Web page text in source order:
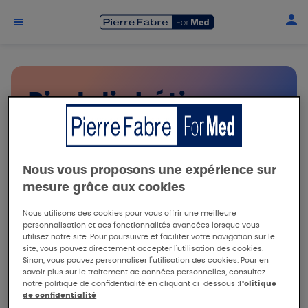
Aller au contenu principal
Pied diabétique
Je souhaite :
Fiches conseil patients
Aide à la prescription
Information produits
Nous vous proposons une expérience sur
mesure grâce aux cookies
Nous utilisons des cookies pour vous offrir une meilleure
personnalisation et des fonctionnalités avancées lorsque vous
utilisez notre site. Pour poursuivre et faciliter votre navigation sur le
site, vous pouvez directement accepter l'utilisation des cookies.
Sinon, vous pouvez personnaliser l'utilisation des cookies. Pour en
savoir plus sur le traitement de données personnelles, consultez
notre politique de confidentialité en cliquant ci-dessous : Politique
de confidentialité